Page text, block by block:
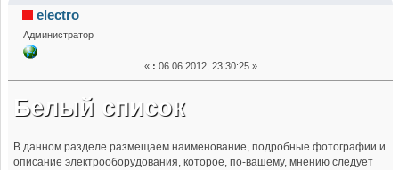
(Прочитано 35421 раз)
electro
Администратор
« : 06.06.2012, 23:30:25 »
Белый список
В данном разделе размещаем наименование, подробные фотографии и
описание электрооборудования, которое, по-вашему, мнению следует